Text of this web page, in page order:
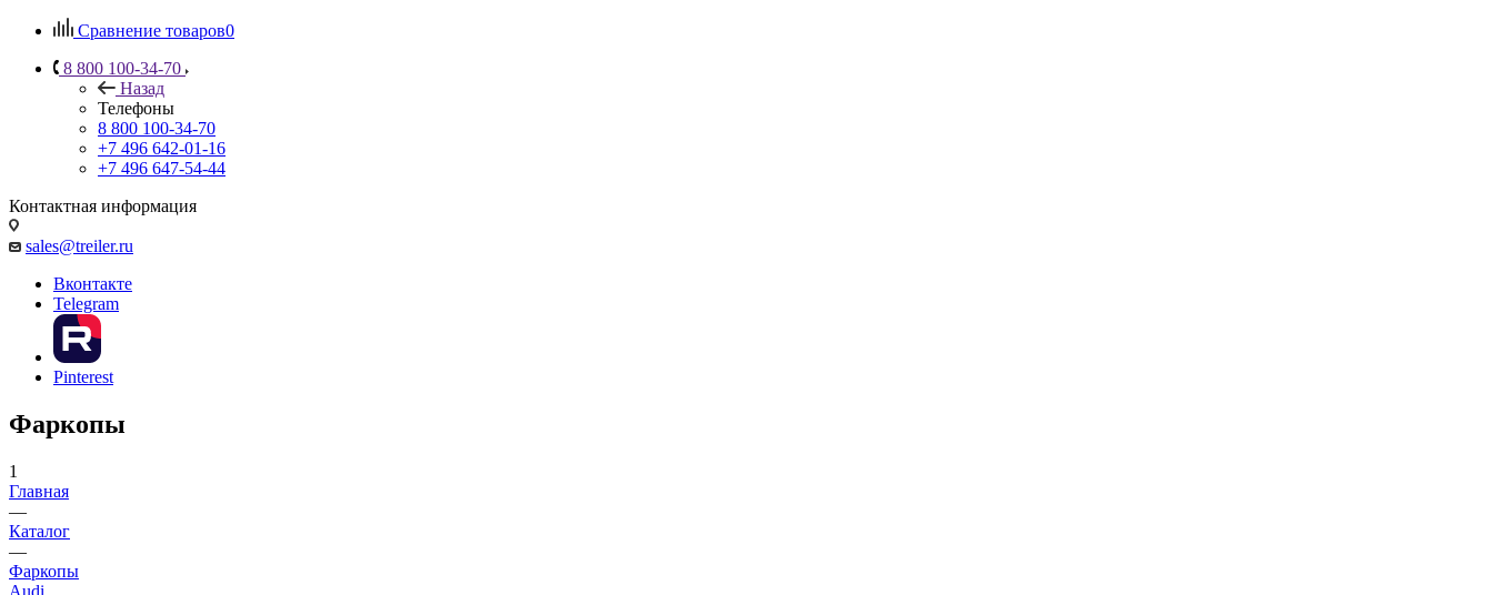
Сравнение товаров0
8 800 100-34-70
Назад
Телефоны
8 800 100-34-70
+7 496 642-01-16
+7 496 647-54-44
Контактная информация
sales@treiler.ru
Вконтакте
Telegram
Pinterest
Фаркопы
1
Главная
—
Каталог
—
Фаркопы
Audi